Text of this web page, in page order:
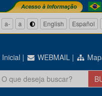
a- a English Español
| WEBMAIL |